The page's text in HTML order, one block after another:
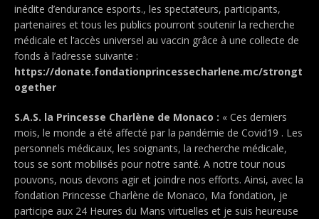
inédite d’endurance esports., les spectateurs, participants,
partenaires et tous les publics pourront soutenir la recherche
médicale et l’accès universel au vaccin grâce à une collecte de
fonds à l’adresse suivante :
https://donate.fondationprincessecharlene.mc/strongt
ogether
S.A.S. la Princesse Charlène de Monaco : « Ces derniers
mois, le monde a été affecté par la pandémie de Covid19 . Les
personnels médicaux, les soignants, la recherche médicale,
tous se sont mobilisés pour notre santé. A notre tour nous
pouvons, nous devons agir et joindre nos efforts. Ainsi, avec la
fondation Princesse Charlène de Monaco, Ma fondation, je
participe aux 24 Heures du Mans virtuelles et je suis heureuse